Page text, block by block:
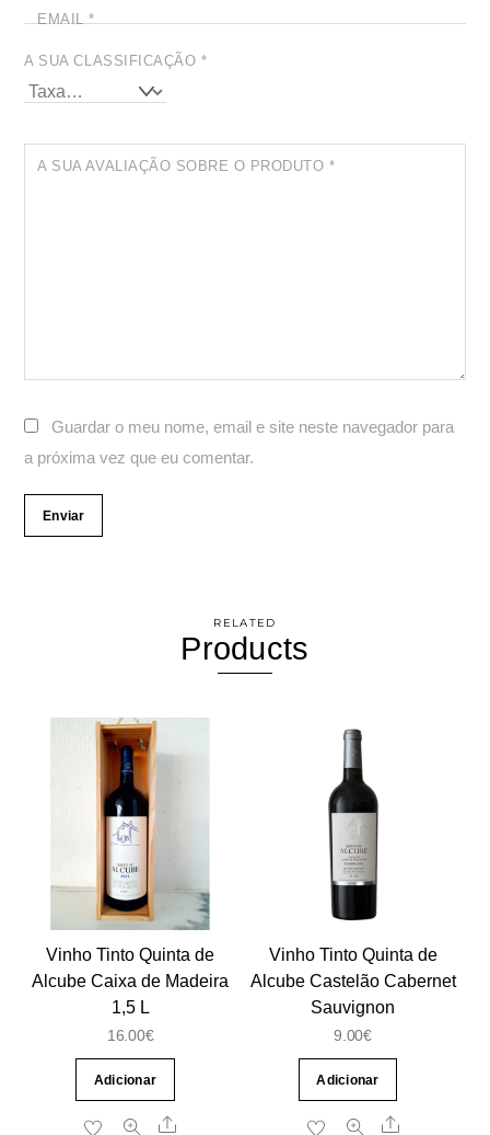
EMAIL*
A SUA CLASSIFICAÇÃO *
A SUA AVALIAÇÃO SOBRE O PRODUTO *
Guardar o meu nome, email e site neste navegador para
a próxima vez que eu comentar.
RELATED
Products
Vinho Tinto Quinta de
Alcube Caixa de Madeira
1,5 L
16.00€
Adicionar
Share
Vinho Tinto Quinta de
Alcube Castelão Cabernet
Sauvignon
9.00€
Adicionar
Share